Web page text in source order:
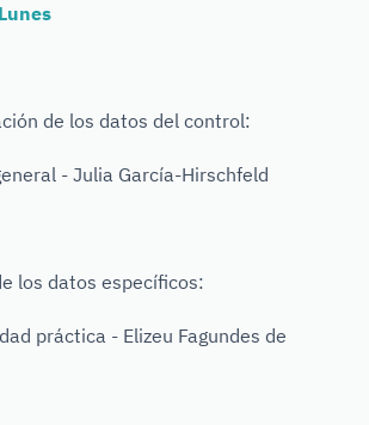
de los datos del control:
- Julia García-Hirschfeld
los datos específicos:
práctica - Elizeu Fagundes de